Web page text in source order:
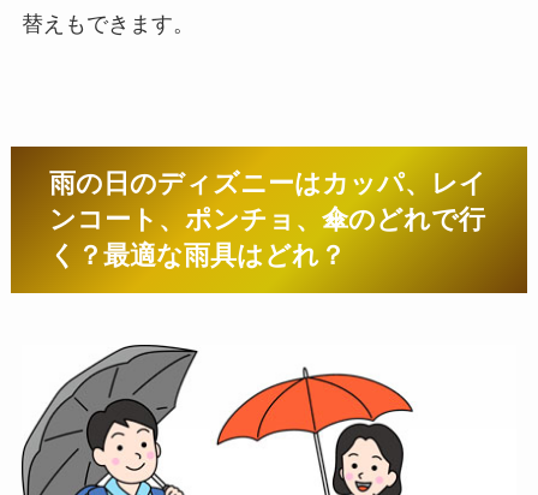
替えもできます。
雨の日のディズニーはカッパ、レイ
ンコート、ポンチョ、傘のどれで行
く？最適な雨具はどれ？